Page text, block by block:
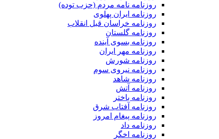
روزنامه نامه مردم (حزب توده)
روزنامه ایران پهلوی
روزنامه خراسان قبل انقلاب
روزنامه گلستان
روزنامه بسوی آینده
روزنامه مهر ایران
روزنامه شورش
روزنامه نیروی سوم
روزنامه شاهد
روزنامه آتش
روزنامه باختر
روزنامه آفتاب شرق
روزنامه پیغام امروز
روزنامه داد
روزنامه اخگر